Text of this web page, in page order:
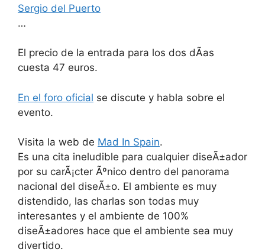
Sergio del Puerto
…
El precio de la entrada para los dos dÃ­as
cuesta 47 euros.
En el foro oficial se discute y habla sobre el
evento.
Visita la web de Mad In Spain.
Es una cita ineludible para cualquier diseÃ±ador
por su carÃ¡cter Ãºnico dentro del panorama
nacional del diseÃ±o. El ambiente es muy
distendido, las charlas son todas muy
interesantes y el ambiente de 100%
diseÃ±adores hace que el ambiente sea muy
divertido.